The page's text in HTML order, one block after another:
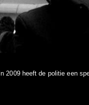
In 2009 heeft de politie een